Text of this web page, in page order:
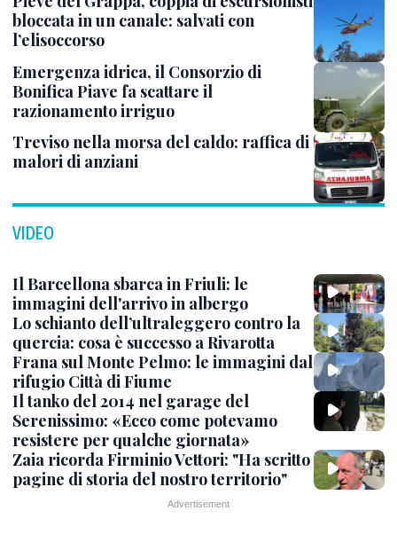
bloccata in un canale: salvati con
l’elisoccorso
Emergenza idrica, il Consorzio di
Bonifica Piave fa scattare il
razionamento irriguo
Treviso nella morsa del caldo: raffica di
malori di anziani
VIDEO
Il Barcellona sbarca in Friuli: le
immagini dell'arrivo in albergo
Lo schianto dell’ultraleggero contro la
quercia: cosa è successo a Rivarotta
Frana sul Monte Pelmo: le immagini dal
rifugio Città di Fiume
Il tanko del 2014 nel garage del
Serenissimo: «Ecco come potevamo
resistere per qualche giornata»
Zaia ricorda Firminio Vettori: "Ha scritto
pagine di storia del nostro territorio"